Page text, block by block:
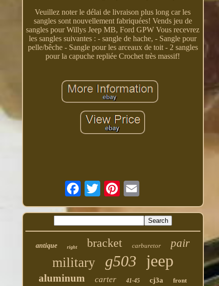
Veuillez noter le délai de livraison plus long car les
sangles sont nouvellement fabriquées! Vends jeu de
sangles pour Willys Jeep MB, Ford GPW Vous recevrez
les sangles suivantes : - sangle de hache, - Sangle pour
pelle/bêche - Sangle pour les arceaux de toit - 2 sangles
pour la capuche repliée Crochet très massif!
antique right bracket carburetor pair
military g503 jeep
aluminum carter 41-45 cj3a front